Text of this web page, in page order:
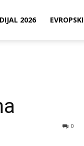
2026 EVROPSKI
0